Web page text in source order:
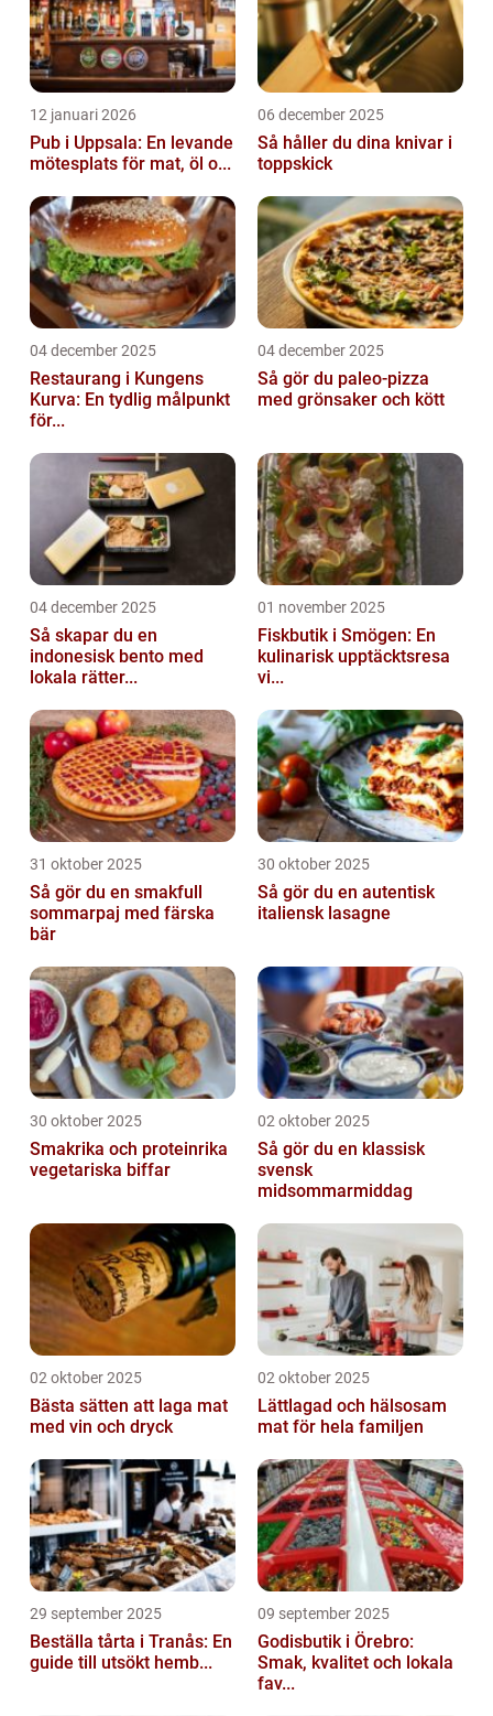
12 januari 2026
Pub i Uppsala: En levande
mötesplats för mat, öl o...
06 december 2025
Så håller du dina knivar i
toppskick
04 december 2025
Restaurang i Kungens
Kurva: En tydlig målpunkt
för...
04 december 2025
Så gör du paleo-pizza
med grönsaker och kött
04 december 2025
Så skapar du en
indonesisk bento med
lokala rätter...
01 november 2025
Fiskbutik i Smögen: En
kulinarisk upptäcktsresa
vi...
31 oktober 2025
Så gör du en smakfull
sommarpaj med färska
bär
30 oktober 2025
Så gör du en autentisk
italiensk lasagne
30 oktober 2025
Smakrika och proteinrika
vegetariska biffar
02 oktober 2025
Så gör du en klassisk
svensk
midsommarmiddag
02 oktober 2025
Bästa sätten att laga mat
med vin och dryck
02 oktober 2025
Lättlagad och hälsosam
mat för hela familjen
29 september 2025
Beställa tårta i Tranås: En
guide till utsökt hemb...
09 september 2025
Godisbutik i Örebro:
Smak, kvalitet och lokala
fav...